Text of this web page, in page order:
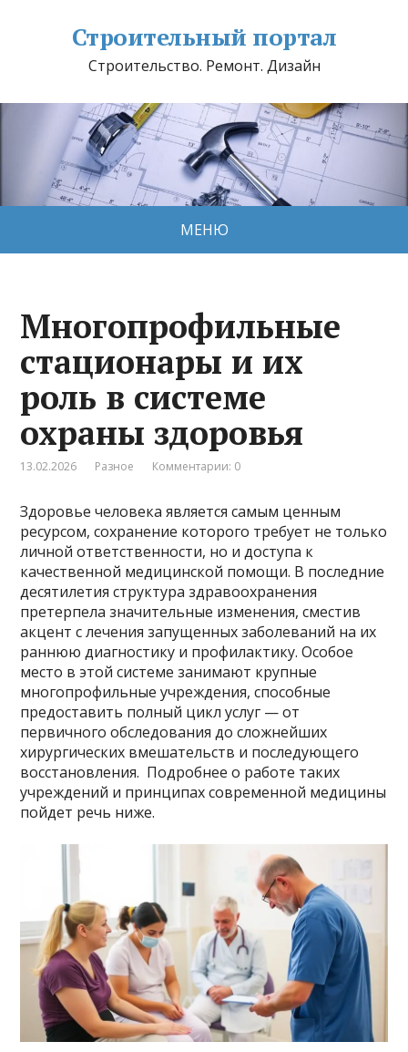
Строительный портал
Строительство. Ремонт. Дизайн
МЕНЮ
Многопрофильные
стационары и их
роль в системе
охраны здоровья
13.02.2026 Разное Комментарии: 0
Здоровье человека является самым ценным
ресурсом, сохранение которого требует не только
личной ответственности, но и доступа к
качественной медицинской помощи. В последние
десятилетия структура здравоохранения
претерпела значительные изменения, сместив
акцент с лечения запущенных заболеваний на их
раннюю диагностику и профилактику. Особое
место в этой системе занимают крупные
многопрофильные учреждения, способные
предоставить полный цикл услуг — от
первичного обследования до сложнейших
хирургических вмешательств и последующего
восстановления. Подробнее о работе таких
учреждений и принципах современной медицины
пойдет речь ниже.